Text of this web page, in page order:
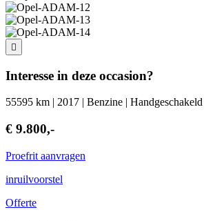
Interesse in deze occasion?
55595 km | 2017 | Benzine | Handgeschakeld
€ 9.800,-
Proefrit aanvragen
inruilvoorstel
Offerte